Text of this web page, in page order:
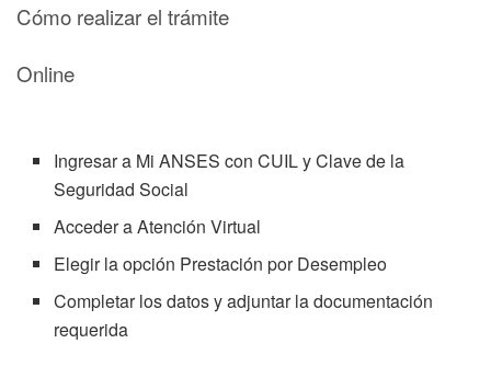
Cómo realizar el trámite
Online
Ingresar a Mi ANSES con CUIL y Clave de la
Seguridad Social
Acceder a Atención Virtual
Elegir la opción Prestación por Desempleo
Completar los datos y adjuntar la documentación
requerida